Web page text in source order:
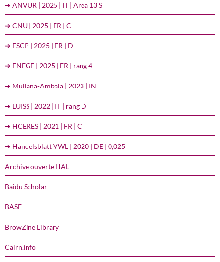
➔ ANVUR | 2025 | IT | Area 13 S
➔ CNU | 2025 | FR | C
➔ ESCP | 2025 | FR | D
➔ FNEGE | 2025 | FR | rang 4
➔ Mullana-Ambala | 2023 | IN
➔ LUISS | 2022 | IT | rang D
➔ HCERES | 2021 | FR | C
➔ Handelsblatt VWL | 2020 | DE | 0,025
Archive ouverte HAL
Baidu Scholar
BASE
BrowZine Library
Cairn.info